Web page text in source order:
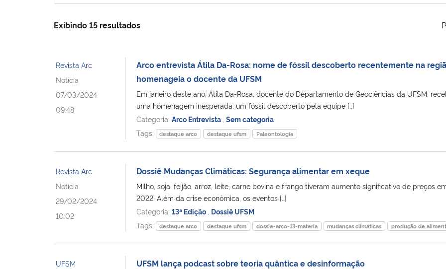
Exibindo 15 resultados
Revista Arc
Notícia
07/03/2024
09:48
Arco entrevista Átila Da-Rosa: nome de fóssil descoberto recentemente na
homenageia o docente da UFSM
Em janeiro deste ano, Átila Da-Rosa, docente do Departamento de Geociências da UFSM,
uma homenagem inesperada: um fóssil descoberto pela equipe […]
Categoria: Arco Entrevista Sem categoria
Tags:
destaque arco destaque ufsm Paleontologia
Revista Arc
Notícia
29/02/2024
10:02
Dossiê Mudanças Climáticas: Segurança alimentar em xeque
Milho, soja, feijão, arroz, leite, carne bovina e frango tiveram aumento significativo de preços
2022. Além da crise econômica, os eventos […]
Categoria: 13ª Edição Dossiê UFSM
Tags:
destaque arco destaque ufsm dossie-arco-13-materia mudanças climáticas produção de
UFSM
UFSM lança podcast sobre teoria quântica e desinformação